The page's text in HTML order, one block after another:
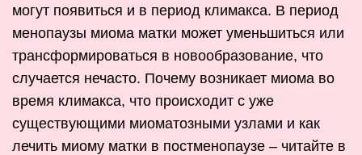
могут появиться и в период климакса. В период
менопаузы миома матки может уменьшиться или
трансформироваться в новообразование, что
случается нечасто. Почему возникает миома во
время климакса, что происходит с уже
существующими миоматозными узлами и как
лечить миому матки в постменопаузе – читайте в